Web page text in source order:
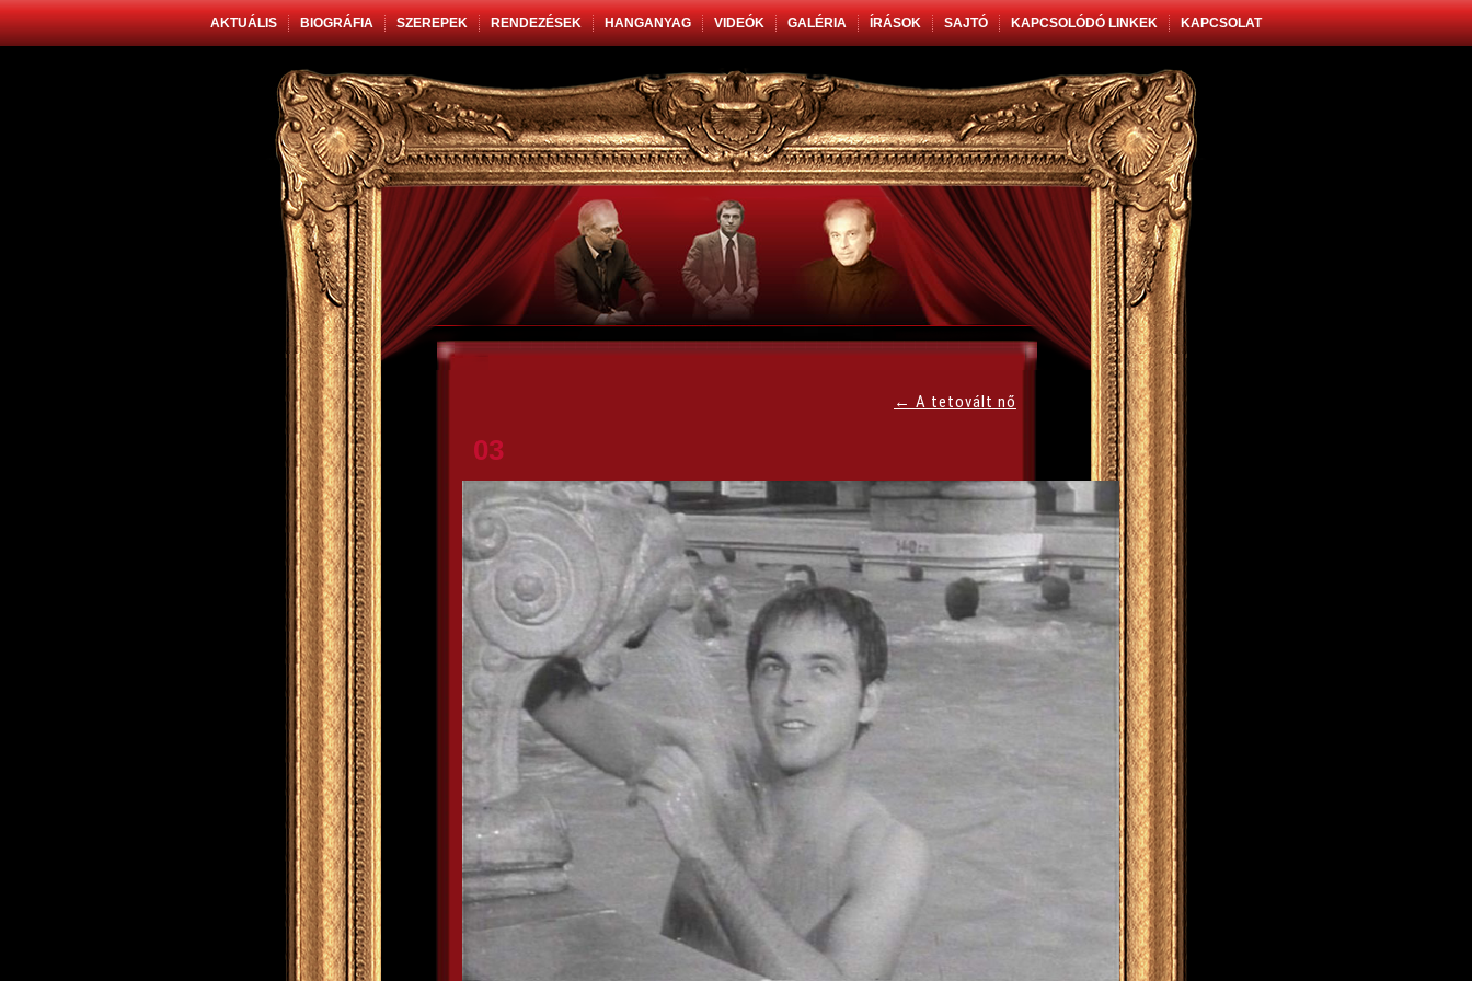
AKTUÁLIS BIOGRÁFIA SZEREPEK RENDEZÉSEK HANGANYAG VIDEÓK GALÉRIA ÍRÁSOK SAJTÓ KAPCSOLÓDÓ LINKEK KAPCSOLAT
← A tetovált nő
03